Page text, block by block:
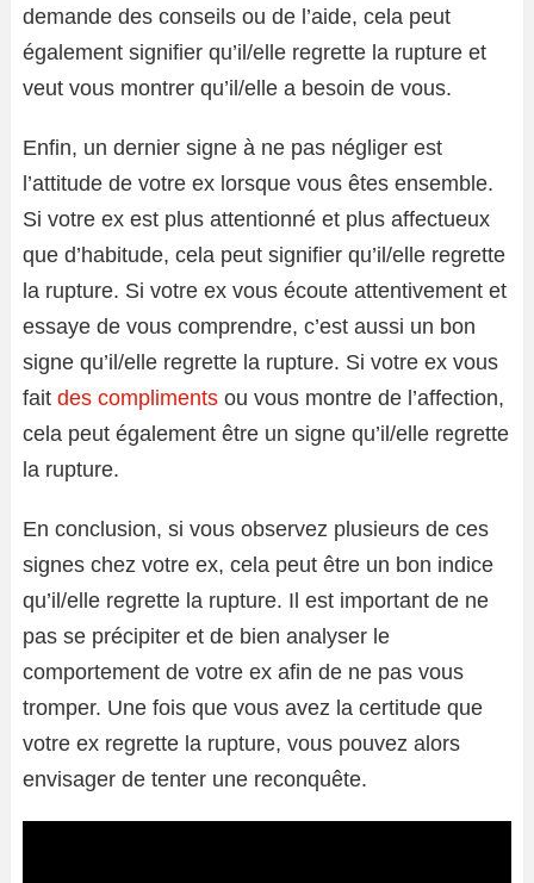
demande des conseils ou de l’aide, cela peut
également signifier qu’il/elle regrette la rupture et
veut vous montrer qu’il/elle a besoin de vous.
Enfin, un dernier signe à ne pas négliger est
l’attitude de votre ex lorsque vous êtes ensemble.
Si votre ex est plus attentionné et plus affectueux
que d’habitude, cela peut signifier qu’il/elle regrette
la rupture. Si votre ex vous écoute attentivement et
essaye de vous comprendre, c’est aussi un bon
signe qu’il/elle regrette la rupture. Si votre ex vous
fait des compliments ou vous montre de l’affection,
cela peut également être un signe qu’il/elle regrette
la rupture.
En conclusion, si vous observez plusieurs de ces
signes chez votre ex, cela peut être un bon indice
qu’il/elle regrette la rupture. Il est important de ne
pas se précipiter et de bien analyser le
comportement de votre ex afin de ne pas vous
tromper. Une fois que vous avez la certitude que
votre ex regrette la rupture, vous pouvez alors
envisager de tenter une reconquête.